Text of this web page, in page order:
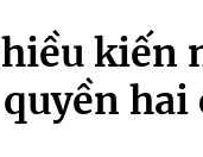
kiến
hai